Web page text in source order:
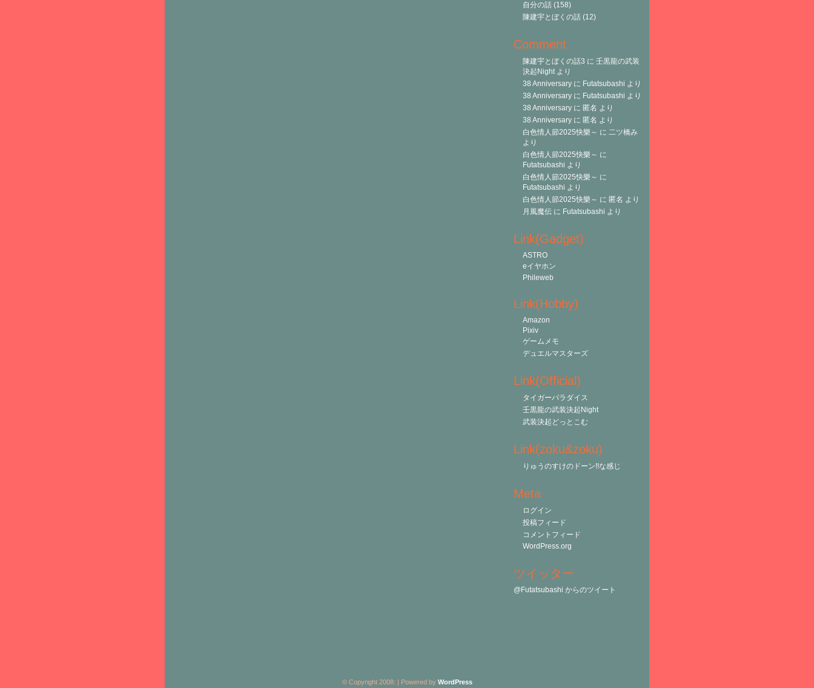
自分の話 (158)
陳建宇とぼくの話 (12)
Comment
陳建宇とぼくの話3 に 壬黒龍の武装
決起Nightより
38 Anniversary に Futatsubashi より
38 Anniversary に Futatsubashi より
38 Anniversary に 匿名 より
38 Anniversary に 匿名 より
白色情人節2025快樂～ に 二ツ橋み
より
白色情人節2025快樂～ に
Futatsubashi より
白色情人節2025快樂～ に
Futatsubashi より
白色情人節2025快樂～ に 匿名 より
月風魔伝 に Futatsubashi より
Link(Gadget)
ASTRO
eイヤホン
Phileweb
Link(Hobby)
Amazon
Pixiv
ゲームメモ
デュエルマスターズ
Link(Official)
タイガーパラダイス
壬黒龍の武装決起Night
武装決起どっとこむ
Link(zoku&zoku)
りゅうのすけのドーン!!な感じ
Meta
ログイン
投稿フィード
コメントフィード
WordPress.org
ツイッター
@Futatsubashi からのツイート
© Copyright 2008: | Powered by WordPress